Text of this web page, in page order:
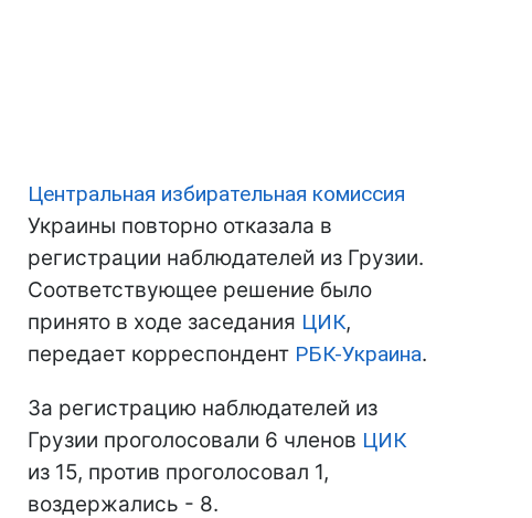
Центральная избирательная комиссия
Украины повторно отказала в
регистрации наблюдателей из Грузии.
Соответствующее решение было
принято в ходе заседания ЦИК,
передает корреспондент РБК-Украина.
За регистрацию наблюдателей из
Грузии проголосовали 6 членов ЦИК
из 15, против проголосовал 1,
воздержались - 8.